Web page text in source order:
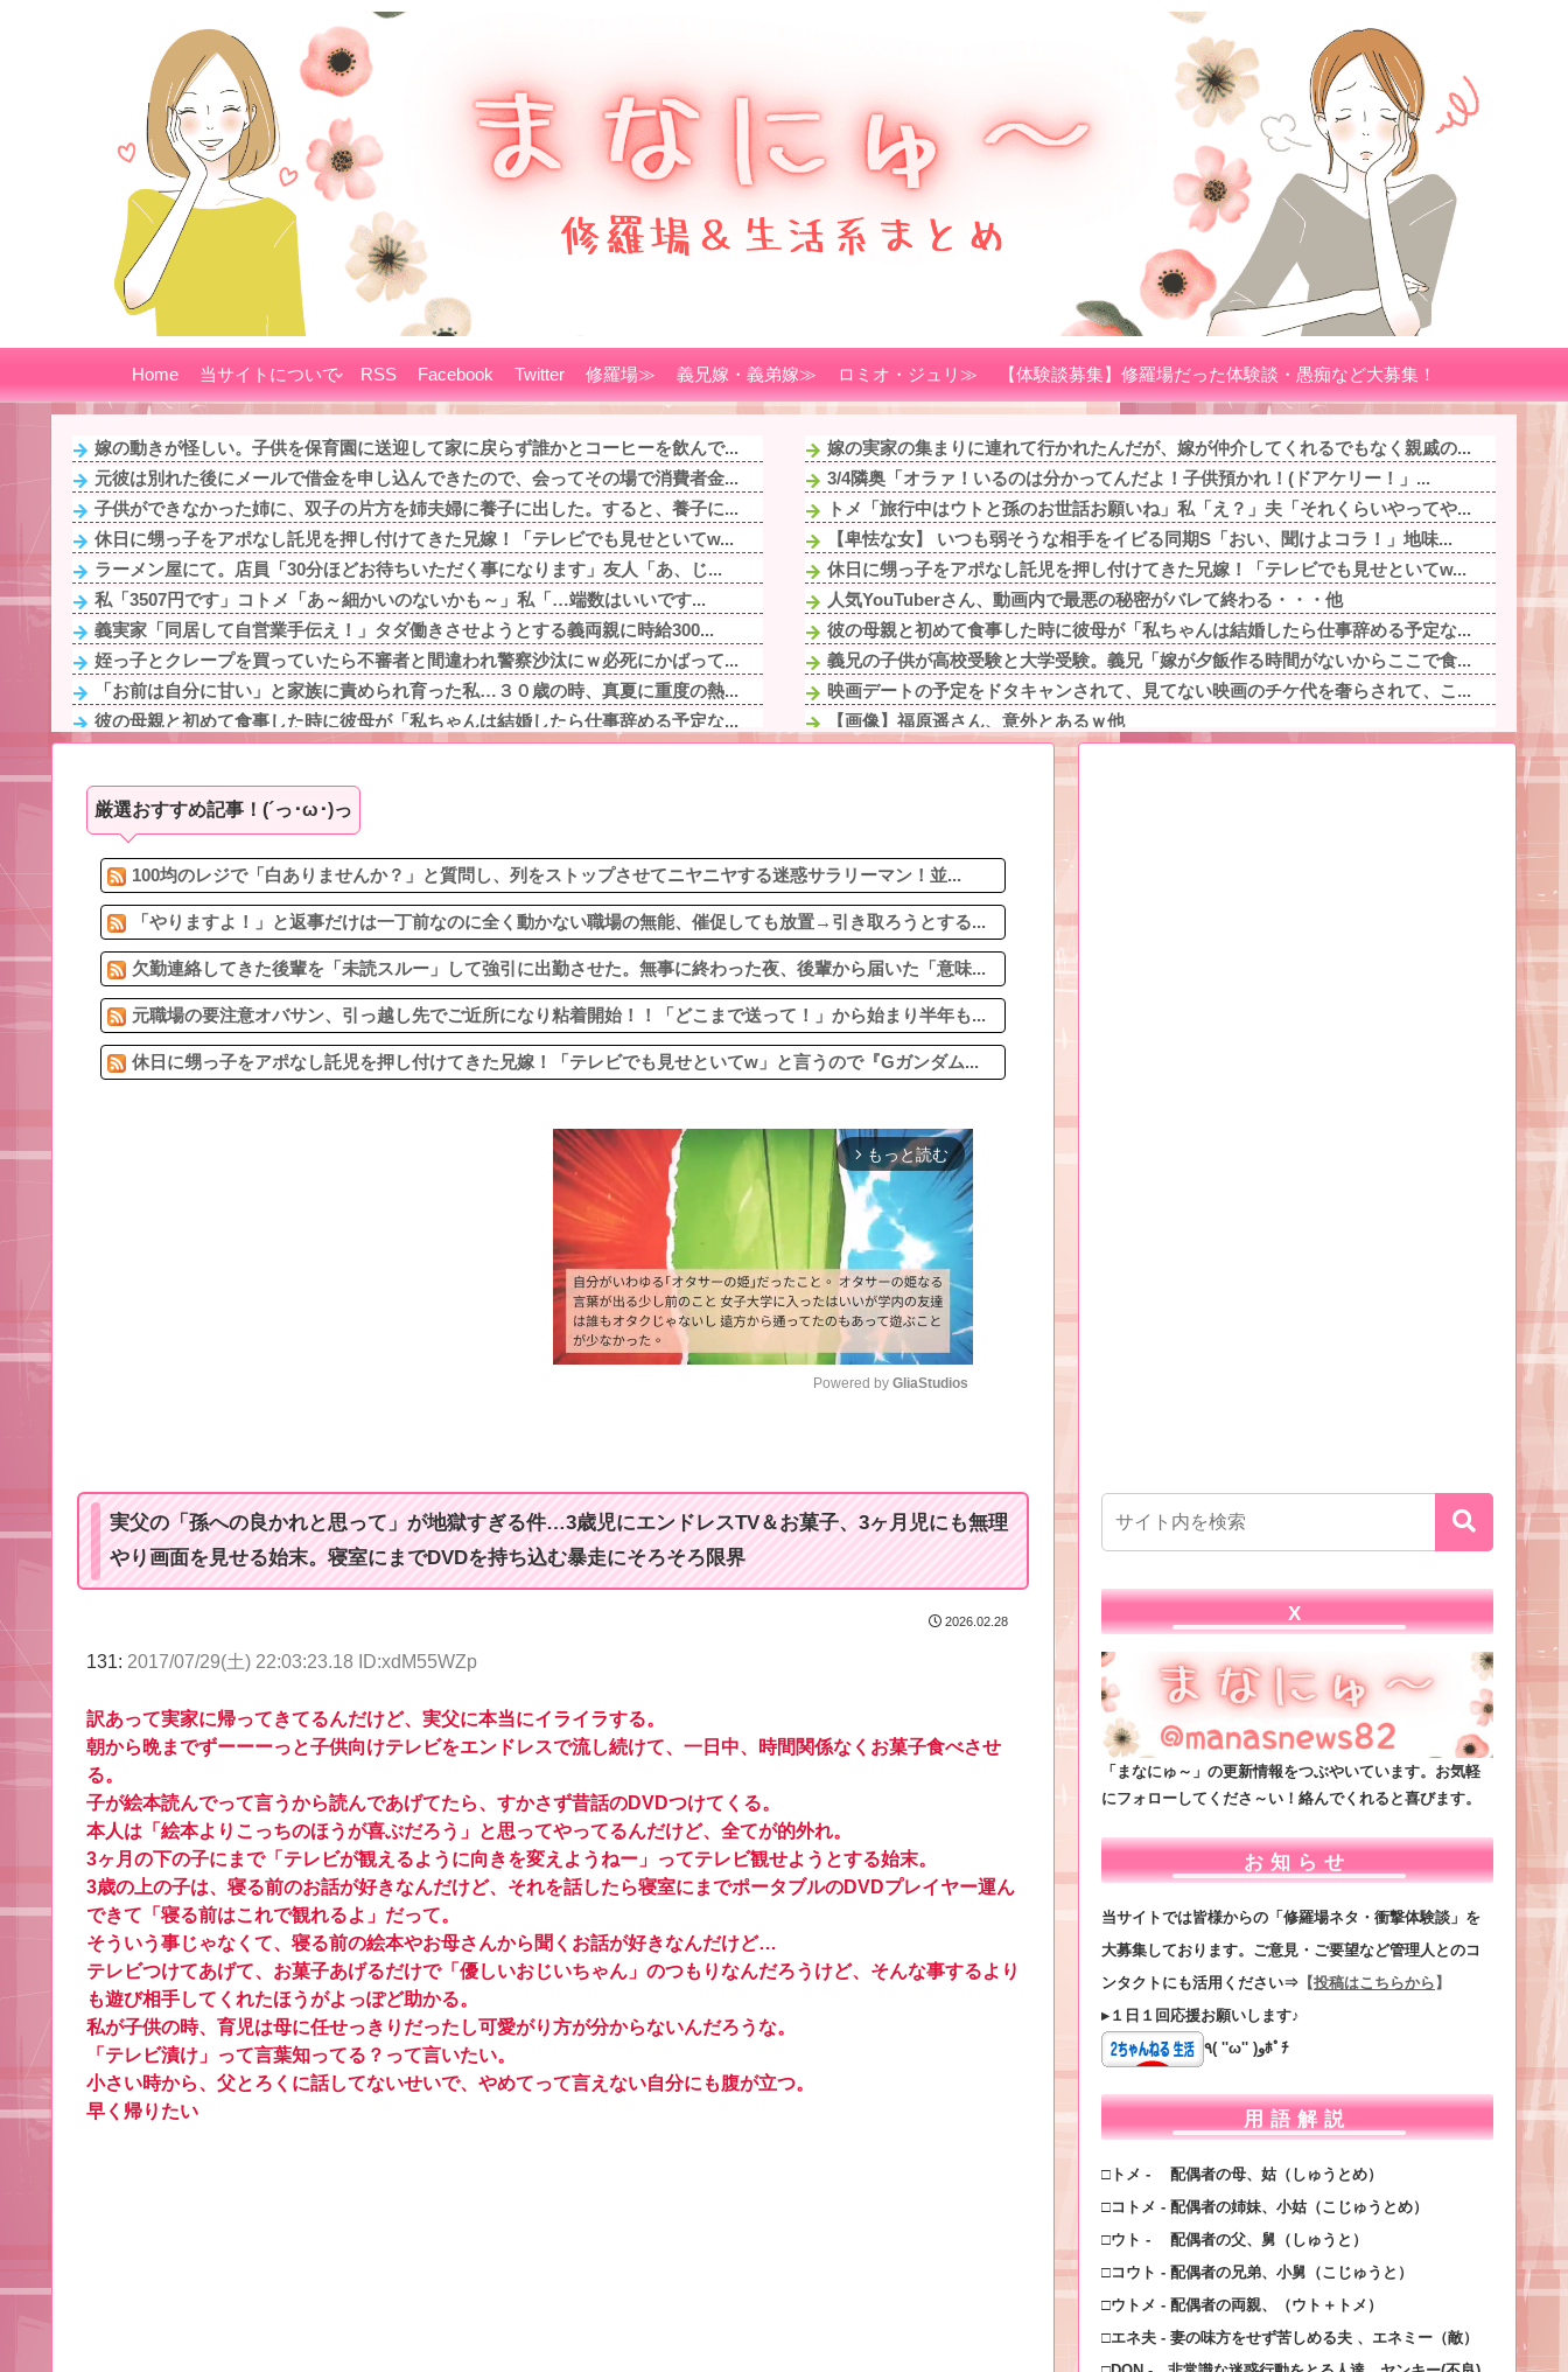
Home 当サイトについて RSS Facebook Twitter 修羅場≫ 義兄嫁・義弟嫁≫ ロミオ・ジュリ≫ 【体験談募集】修羅場だった体験談・愚痴など大募集！
嫁の動きが怪しい。子供を保育園に送迎して家に戻らず誰かとコーヒーを飲んで...
元彼は別れた後にメールで借金を申し込んできたので、会ってその場で消費者金...
子供ができなかった姉に、双子の片方を姉夫婦に養子に出した。すると、養子に...
休日に甥っ子をアポなし託児を押し付けてきた兄嫁！「テレビでも見せといてw...
ラーメン屋にて。店員「30分ほどお待ちいただく事になります」友人「あ、じ...
私「3507円です」コトメ「あ～細かいのないかも～」私「…端数はいいです...
義実家「同居して自営業手伝え！」タダ働きさせようとする義両親に時給300...
姪っ子とクレープを買っていたら不審者と間違われ警察沙汰にｗ必死にかばって...
「お前は自分に甘い」と家族に責められ育った私…３０歳の時、真夏に重度の熱...
彼の母親と初めて食事した時に彼母が「私ちゃんは結婚したら仕事辞める予定な...
【相談】伯母「私ちゃんが家事をするのは母の愛情不足だし母親失格」私「高校...
映画デートの予定をドタキャンされて、見てない映画のチケ代を奢らされて、こ...
彼氏がまだ26なのに白髪が多いことを兄嫁が指摘してくる。そんな兄嫁を結婚...
私が保育士だった時に担当していたAちゃん。ある日登園してきたAちゃんの頬...
嫁の実家の集まりに連れて行かれたんだが、嫁が仲介してくれるでもなく親戚の...
3/4隣奥「オラァ！いるのは分かってんだよ！子供預かれ！(ドアケリー！」...
トメ「旅行中はウトと孫のお世話お願いね」私「え？」夫「それくらいやってや...
【卑怯な女】 いつも弱そうな相手をイビる同期S「おい、聞けよコラ！」地味...
休日に甥っ子をアポなし託児を押し付けてきた兄嫁！「テレビでも見せといてw...
人気YouTuberさん、動画内で最悪の秘密がバレて終わる・・・他
彼の母親と初めて食事した時に彼母が「私ちゃんは結婚したら仕事辞める予定な...
義兄の子供が高校受験と大学受験。義兄「嫁が夕飯作る時間がないからここで食...
映画デートの予定をドタキャンされて、見てない映画のチケ代を奢らされて、こ...
【画像】福原遥さん、意外とあるｗ他
【悲報】タクシー運転手、儲かりまくることが判明ｗｗｗｗｗｗｗｗ他
軟体動物みたいに柔らかい手を持つ人、話題にｗｗｗｗ「脳が理解を拒む」「ミ...
厳選おすすめ記事！(´っ･ω･)っ
100均のレジで「白ありませんか？」と質問し、列をストップさせてニヤニヤする迷惑サラリーマン！並...
「やりますよ！」と返事だけは一丁前なのに全く動かない職場の無能、催促しても放置→引き取ろうとする...
欠勤連絡してきた後輩を「未読スルー」して強引に出勤させた。無事に終わった夜、後輩から届いた「意味...
元職場の要注意オバサン、引っ越し先でご近所になり粘着開始！！「どこまで送って！」から始まり半年も...
休日に甥っ子をアポなし託児を押し付けてきた兄嫁！「テレビでも見せといてw」と言うので『Gガンダム...
arrow_forward_ios もっと読む
Powered by GliaStudios
実父の「孫への良かれと思って」が地獄すぎる件…3歳児にエンドレスTV＆お菓子、3ヶ月児にも無理
やり画面を見せる始末。寝室にまでDVDを持ち込む暴走にそろそろ限界
2026.02.28
131: 2017/07/29(土) 22:03:23.18 ID:xdM55WZp
訳あって実家に帰ってきてるんだけど、実父に本当にイライラする。
朝から晩までずーーーっと子供向けテレビをエンドレスで流し続けて、一日中、時間関係なくお菓子食べさせ
る。
子が絵本読んでって言うから読んであげてたら、すかさず昔話のDVDつけてくる。
本人は「絵本よりこっちのほうが喜ぶだろう」と思ってやってるんだけど、全てが的外れ。
3ヶ月の下の子にまで「テレビが観えるように向きを変えようねー」ってテレビ観せようとする始末。
3歳の上の子は、寝る前のお話が好きなんだけど、それを話したら寝室にまでポータブルのDVDプレイヤー運ん
できて「寝る前はこれで観れるよ」だって。
そういう事じゃなくて、寝る前の絵本やお母さんから聞くお話が好きなんだけど…
テレビつけてあげて、お菓子あげるだけで「優しいおじいちゃん」のつもりなんだろうけど、そんな事するより
も遊び相手してくれたほうがよっぽど助かる。
私が子供の時、育児は母に任せっきりだったし可愛がり方が分からないんだろうな。
「テレビ漬け」って言葉知ってる？って言いたい。
小さい時から、父とろくに話してないせいで、やめてって言えない自分にも腹が立つ。
早く帰りたい
X
「まなにゅ～」の更新情報をつぶやいています。お気軽
にフォローしてくださ～い！絡んでくれると喜びます。
お知らせ
当サイトでは皆様からの「修羅場ネタ・衝撃体験談」を
大募集しております。ご意見・ご要望など管理人とのコ
ンタクトにも活用ください⇒ 【投稿はこちらから 】
▸１日１回応援お願いします♪
٩( ''ω'' )وﾎﾟﾁ
用語解説
□トメ - 配偶者の母、姑（しゅうとめ）
□コトメ - 配偶者の姉妹、小姑（こじゅうとめ）
□ウト - 配偶者の父、舅（しゅうと）
□コウト - 配偶者の兄弟、小舅（こじゅうと）
□ウトメ - 配偶者の両親、（ウト＋トメ）
□エネ夫 - 妻の味方をせず苦しめる夫 、エネミー（敵）